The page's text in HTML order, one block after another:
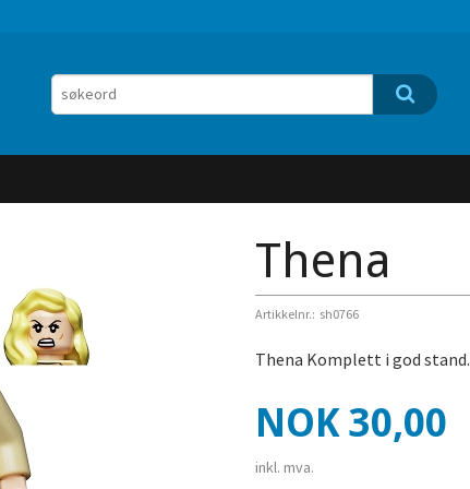
Thena
Artikkelnr.: sh0766
Thena Komplett i god stand.
Pris
NOK30,00
inkl. mva.